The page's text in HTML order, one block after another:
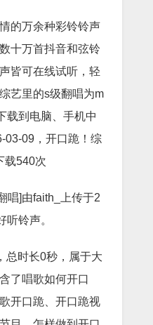
的万余种彩铃铃声
十万首抖音和弦铃
皆可在线试听，轻
艺里的s级翻唱为m
载到电脑、手机中
03-09，开口跪！综
载540次
唱]由faith_上传于2
听铃声。
总时长0秒，属于大
了唱歌如何开口
开口跪、开口跪视